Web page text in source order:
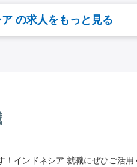
の求人をもっと見る
インドネシア 就職にぜひご活用